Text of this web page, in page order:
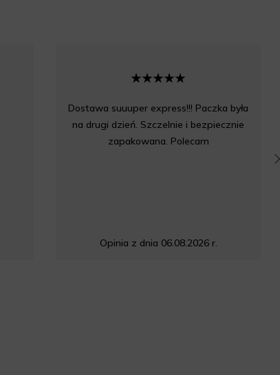
Dostawa suuuper express!!! Paczka była
na drugi dzień. Szczelnie i bezpiecznie
zapakowana. Polecam
Opinia z dnia 06.08.2026 r.